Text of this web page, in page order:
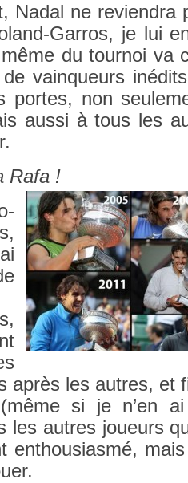
Nadal ne re­viendra
Garros, je lui
du tour­noi va
vain­queurs
por­tes, non
aussi à tous les
Rafa !
après les aut­res, et
si je n’en
les aut­res joueurs
en­thousiasmé,